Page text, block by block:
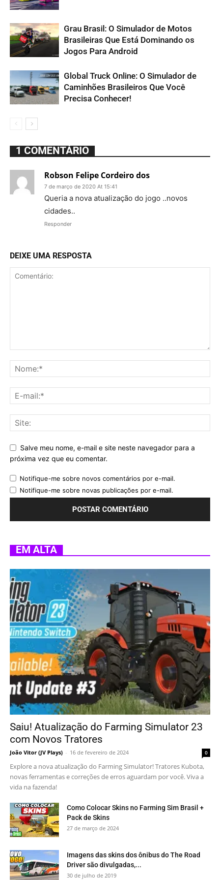
Grau Brasil: O Simulador de Motos
Brasileiras Que Está Dominando os
Jogos Para Android
Global Truck Online: O Simulador de
Caminhões Brasileiros Que Você
Precisa Conhecer!
1 COMENTÁRIO
Robson Felipe Cordeiro dos
7 de março de 2020 At 15:41
Queria a nova atualização do jogo ..novos
cidades..
Responder
DEIXE UMA RESPOSTA
Salve meu nome, e-mail e site neste navegador para a
próxima vez que eu comentar.
Notifique-me sobre novos comentários por e-mail.
Notifique-me sobre novas publicações por e-mail.
EM ALTA
Saiu! Atualização do Farming Simulator 23
com Novos Tratores
João Vitor (JV Plays) - 16 de fevereiro de 2024 0
Explore a nova atualização do Farming Simulator! Tratores Kubota,
novas ferramentas e correções de erros aguardam por você. Viva a
vida na fazenda!
Como Colocar Skins no Farming Sim Brasil +
Pack de Skins
27 de março de 2024
Imagens das skins dos ônibus do The Road
Driver são divulgadas,...
30 de julho de 2019